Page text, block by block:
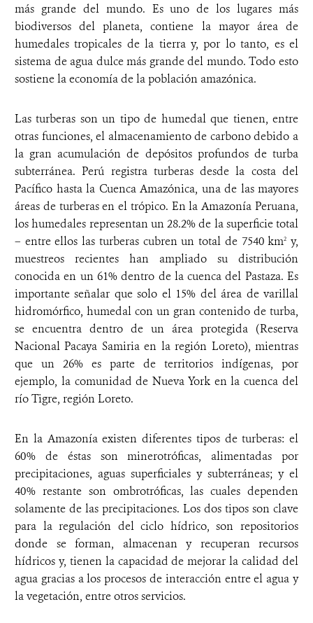
más grande del mundo. Es uno de los lugares más
biodiversos del planeta, contiene la mayor área de
humedales tropicales de la tierra y, por lo tanto, es el
sistema de agua dulce más grande del mundo. Todo esto
sostiene la economía de la población amazónica.
Las turberas son un tipo de humedal que tienen, entre
otras funciones, el almacenamiento de carbono debido a
la gran acumulación de depósitos profundos de turba
subterránea. Perú registra turberas desde la costa del
Pacífico hasta la Cuenca Amazónica, una de las mayores
áreas de turberas en el trópico. En la Amazonía Peruana,
los humedales representan un 28.2% de la superficie total
– entre ellos las turberas cubren un total de 7540 km2 y,
muestreos recientes han ampliado su distribución
conocida en un 61% dentro de la cuenca del Pastaza. Es
importante señalar que solo el 15% del área de varillal
hidromórfico, humedal con un gran contenido de turba,
se encuentra dentro de un área protegida (Reserva
Nacional Pacaya Samiria en la región Loreto), mientras
que un 26% es parte de territorios indígenas, por
ejemplo, la comunidad de Nueva York en la cuenca del
río Tigre, región Loreto.
En la Amazonía existen diferentes tipos de turberas: el
60% de éstas son minerotróficas, alimentadas por
precipitaciones, aguas superficiales y subterráneas; y el
40% restante son ombrotróficas, las cuales dependen
solamente de las precipitaciones. Los dos tipos son clave
para la regulación del ciclo hídrico, son repositorios
donde se forman, almacenan y recuperan recursos
hídricos y, tienen la capacidad de mejorar la calidad del
agua gracias a los procesos de interacción entre el agua y
la vegetación, entre otros servicios.